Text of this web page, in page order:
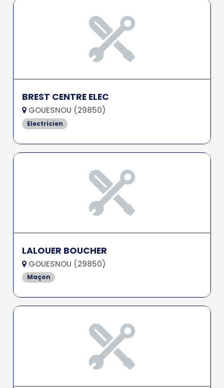
BREST CENTRE ELEC
GOUESNOU (29850)
Electricien
LALOUER BOUCHER
GOUESNOU (29850)
Maçon